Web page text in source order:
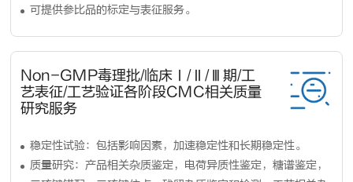
可提供参比品的标定与表征服务。
Non-GMP毒理批/临床Ⅰ/Ⅱ/Ⅲ期/工
艺表征/工艺验证各阶段CMC相关质量
研究服务
稳定性试验：包括影响因素，加速稳定性和长期稳定性。
质量研究：产品相关杂质鉴定，电荷异质性鉴定，糖谱鉴定，